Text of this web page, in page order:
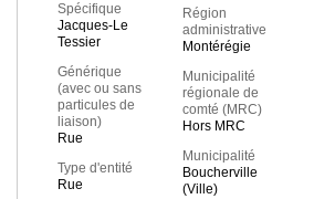
Spécifique
Jacques-Le
Tessier
Générique
(avec ou sans
particules de
liaison)
Rue
Type d'entité
Rue
Région
administrative
Montérégie
Municipalité
régionale de
comté (MRC)
Hors MRC
Municipalité
Boucherville
(Ville)